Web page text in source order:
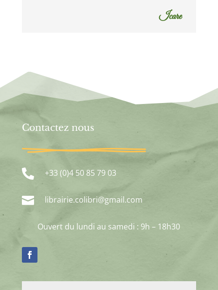
Icare
Contactez nous
 +33 (0)4 50 85 79 03
 librairie.colibri@gmail.com
Ouvert du lundi au samedi : 9h – 18h30